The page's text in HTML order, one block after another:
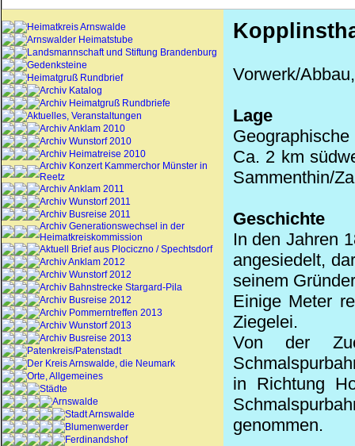
Heimatkreis Arnswalde
Arnswalder Heimatstube
Landsmannschaft und Stiftung Brandenburg
Gedenksteine
Heimatgruß Rundbrief
Archiv Katalog
Archiv Heimatgruß Rundbriefe
Aktuelles, Veranstaltungen
Archiv Anklam 2010
Archiv Wunstorf 2010
Archiv Heimatreise 2010
Archiv Konzert Kammerchor Münster in
Reetz
Archiv Anklam 2011
Archiv Wunstorf 2011
Archiv Busreise 2011
Archiv Generationswechsel in der
Heimatkreiskommission
Aktuell Brief aus Plociczno / Spechtsdorf
Archiv Anklam 2012
Archiv Wunstorf 2012
Archiv Bahnstrecke Stargard-Pila
Archiv Busreise 2012
Archiv Pommerntreffen 2013
Archiv Wunstorf 2013
Archiv Busreise 2013
Patenkreis/Patenstadt
Der Kreis Arnswalde, die Neumark
Orte, Allgemeines
Städte
Arnswalde
Stadt Arnswalde
Blumenwerder
Ferdinandshof
Vorwerk/
Lage
Geographische
Ca. 2 km
Sammenthin/
Geschichte
In den Jahren
angesiedelt,
seinem
Einige Meter
Ziegelei.
Von der
in Richtung
genommen.